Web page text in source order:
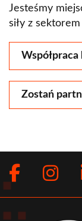
Jesteśmy
siły z
Zostań
Social
menu